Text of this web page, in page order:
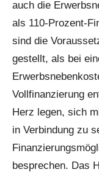
auch die
als 110-Prozent-
sind die
gestellt, als bei
Vollfinanzierung
Herz legen, sich
in Verbindung zu
besprechen. Das